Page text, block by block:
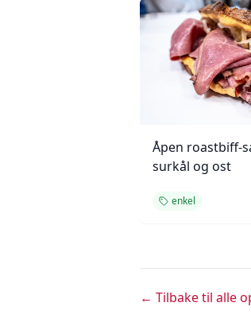
Åpen roastbiff-
surkål og ost
enkel
← Tilbake til alle